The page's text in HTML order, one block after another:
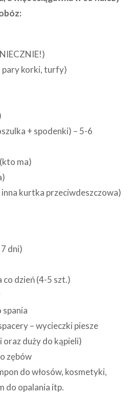
pary korki, turfy)
+ spodenki) – 5-6
ma)
kurtka przeciwdeszczowa)
dni)
co dzień (4-5 szt.)
spania
– wycieczki piesze
oraz duży do kąpieli)
zębów
do włosów, kosmetyki,
do opalania itp.